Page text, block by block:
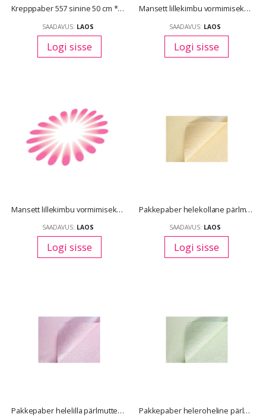
Krepppaber 557 sinine 50 cm *2,5 m
SAADAVUS: LAOS
Logi sisse
Mansett lillekimbu vormimiseks papist 67x38 cm x10 tk/pk
SAADAVUS: LAOS
Logi sisse
Mansett lillekimbu vormimiseks papist 84x47 cm x10 tk/pk
SAADAVUS: LAOS
Logi sisse
Pakkepaber helekollane pärlmutter pressitud marmor mustriga 58 *45 cm x5 lehte/pk
SAADAVUS: LAOS
Logi sisse
Pakkepaber helelilla pärlmutter pressitud marmor mustriga 58 *45 cm x5 lehte/pk Pakkepaber heleroheline pärlmutter pressitud marmor mustriga 58 *45 cm x5 lehte/pk